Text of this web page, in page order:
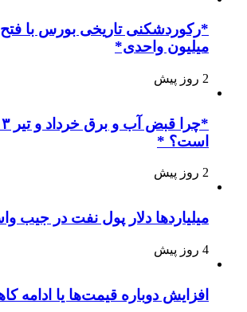
میلیون واحدی*
2 روز پیش
است؟ *
2 روز پیش
میلیاردها دلار پول نفت در جیب
4 روز پیش
افزایش دوباره قیمت‌ها یا ادامه